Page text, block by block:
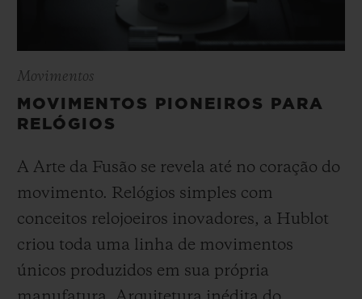
Movimentos
MOVIMENTOS PIONEIROS PARA
RELÓGIOS
A Arte da Fusão se revela até no coração do
movimento. Relógios simples com
conceitos relojoeiros inovadores, a Hublot
criou toda uma linha de movimentos
únicos produzidos em sua própria